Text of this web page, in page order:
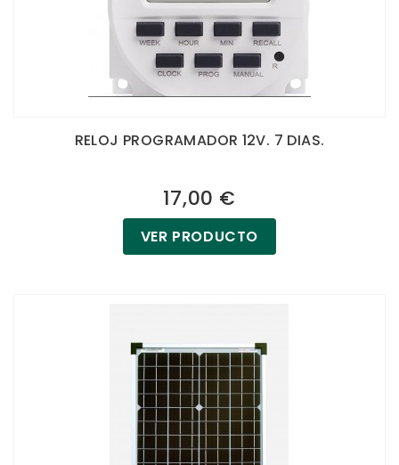
RELOJ PROGRAMADOR 12V. 7 DIAS.
17,00 €
VER PRODUCTO